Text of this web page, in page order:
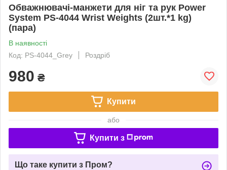
Обважнювачі-манжети для ніг та рук Power
System PS-4044 Wrist Weights (2шт.*1 kg)
(пара)
В наявності
Код: PS-4044_Grey
Роздріб
980 ₴
Купити
або
Купити з
Що таке купити з Пром?